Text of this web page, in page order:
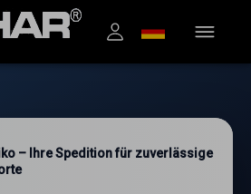
– Ihre Spedition für zuverlässige